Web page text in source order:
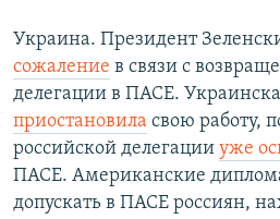
Украина. Президент
сожаление в связи с
делегации в ПАСЕ.
приостановила свою работу,
российской делегации уже
ПАСЕ. Американские
допускать в ПАСЕ россиян,